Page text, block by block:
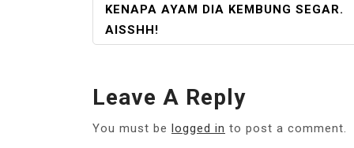
KENAPA AYAM DIA KEMBUNG SEGAR.
AISSHH!
Leave A Reply
You must be logged in to post a comment.